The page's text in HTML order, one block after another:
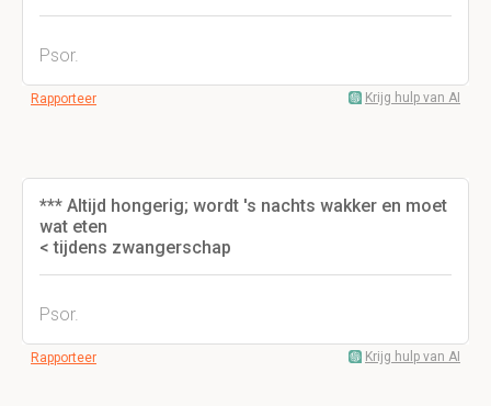
Psor.
Rapporteer Krijg hulp van AI
*** Altijd hongerig; wordt 's nachts wakker en moet
wat eten
< tijdens zwangerschap
Psor.
Rapporteer Krijg hulp van AI